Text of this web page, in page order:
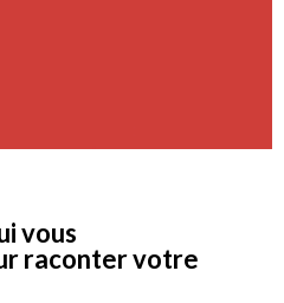
vous
raconter votre